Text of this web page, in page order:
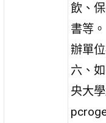
飲、
書等
辦單
六、
央大